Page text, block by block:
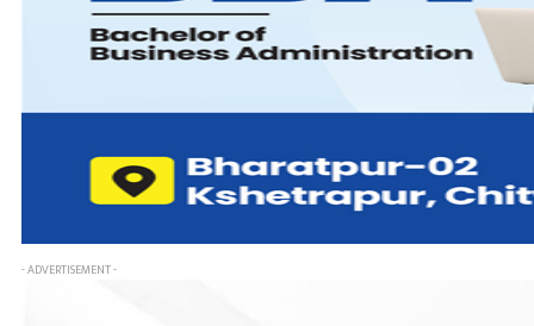
- ADVERTISEMENT -